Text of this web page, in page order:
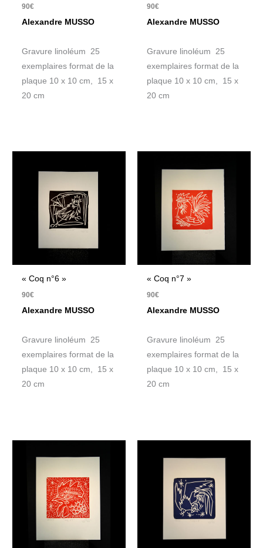
90€
Alexandre MUSSO
Gravure linoléum 25
exemplaires format de la
plaque 10 x 10 cm, 15 x
20 cm
90€
Alexandre MUSSO
Gravure linoléum 25
exemplaires format de la
plaque 10 x 10 cm, 15 x
20 cm
« Coq n°6 »
90€
Alexandre MUSSO
Gravure linoléum 25
exemplaires format de la
plaque 10 x 10 cm, 15 x
20 cm
« Coq n°7 »
90€
Alexandre MUSSO
Gravure linoléum 25
exemplaires format de la
plaque 10 x 10 cm, 15 x
20 cm